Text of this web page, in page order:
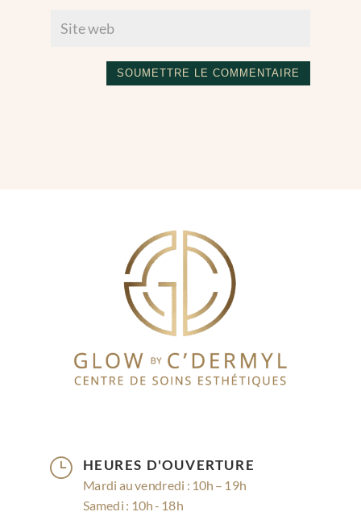
SOUMETTRE LE COMMENTAIRE
} HEURES D'OUVERTURE
Mardi au vendredi : 10h – 19h
Samedi : 10h - 18h